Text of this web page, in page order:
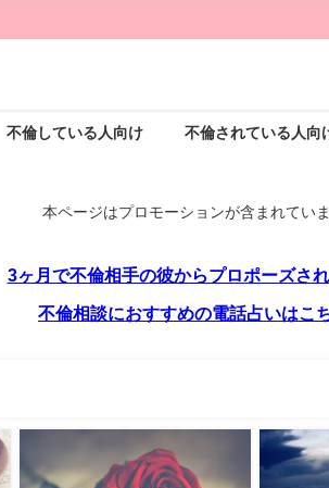
不倫している人向け 不倫されている人向
本ページはプロモーションが含まれてい
3ヶ月で不倫相手の彼からプロポーズさ
不倫相談におすすめの電話占いはこ